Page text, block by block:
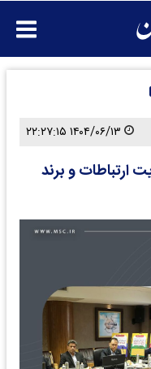
ارتباطات و برند